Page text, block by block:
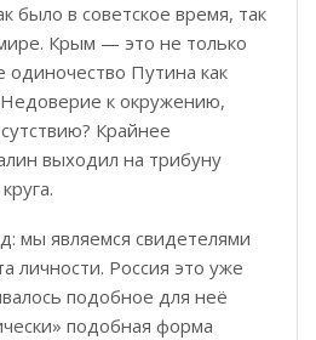
было в советское время, так
Крым — это не только
Путина как
к окружению,
Крайнее
выходил на трибуну
мы являемся свидетелями
личности. Россия это уже
подобное для неё
подобная форма